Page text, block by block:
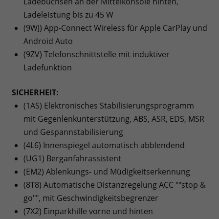
Ladeleistung bis zu 45 W
(9WJ) App-Connect Wireless für Apple CarPlay und
Android Auto
(9ZV) Telefonschnittstelle mit induktiver
Ladefunktion
SICHERHEIT:
(1AS) Elektronisches Stabilisierungsprogramm
mit Gegenlenkunterstützung, ABS, ASR, EDS, MSR
und Gespannstabilisierung
(4L6) Innenspiegel automatisch abblendend
(UG1) Berganfahrassistent
(EM2) Ablenkungs- und Müdigkeitserkennung
(8T8) Automatische Distanzregelung ACC ""stop &
go"", mit Geschwindigkeitsbegrenzer
(7X2) Einparkhilfe vorne und hinten